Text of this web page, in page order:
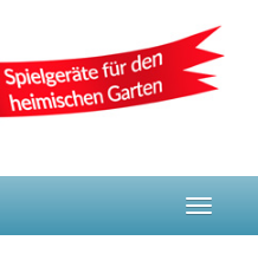
Toggle